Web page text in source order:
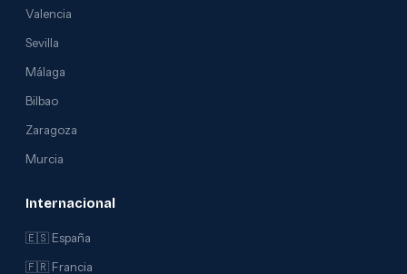
Valencia
Sevilla
Málaga
Bilbao
Zaragoza
Murcia
Internacional
🇪🇸 España
🇫🇷 Francia